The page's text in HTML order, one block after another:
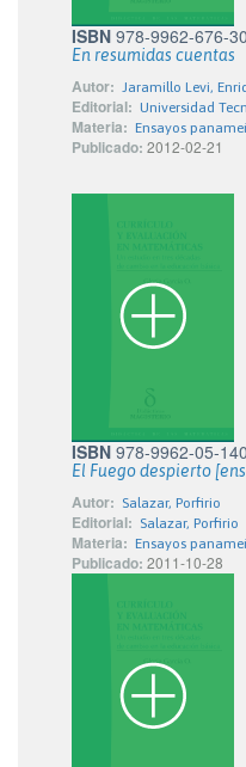
ISBN 978-9962-676-
En resumidas cuentas
Autor: Jaramillo Levi,
Editorial: Universidad
Materia: Ensayos
Publicado: 2012-02-21
ISBN 978-9962-05-
El Fuego despierto
Autor: Salazar, Porfirio
Editorial: Salazar, Porfirio
Materia: Ensayos
Publicado: 2011-10-28